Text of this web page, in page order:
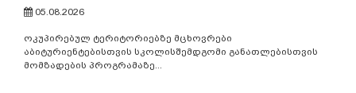
05.08.2026
ოკუპირებულ ტერიტორიებზე მცხოვრები
აბიტურიენტებისთვის სკოლისშემდგომი განათლებისთვის
მომზადების პროგრამაზე...